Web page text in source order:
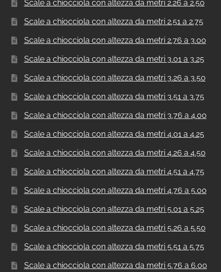
Scale a chiocciola con altezza da metri 2.26 a 2.50
Scale a chiocciola con altezza da metri 2.51 a 2.75
Scale a chiocciola con altezza da metri 2.76 a 3.00
Scale a chiocciola con altezza da metri 3.01 a 3.25
Scale a chiocciola con altezza da metri 3.26 a 3.50
Scale a chiocciola con altezza da metri 3.51 a 3.75
Scale a chiocciola con altezza da metri 3.76 a 4.00
Scale a chiocciola con altezza da metri 4.01 a 4.25
Scale a chiocciola con altezza da metri 4.26 a 4.50
Scale a chiocciola con altezza da metri 4.51 a 4.75
Scale a chiocciola con altezza da metri 4.76 a 5.00
Scale a chiocciola con altezza da metri 5.01 a 5.25
Scale a chiocciola con altezza da metri 5.26 a 5.50
Scale a chiocciola con altezza da metri 5.51 a 5.75
Scale a chiocciola con altezza da metri 5.76 a 6.00